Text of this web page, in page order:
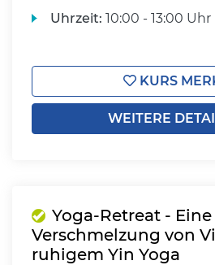
Uhrzeit: 10:00 - 13:00 Uhr
KURS
WEITERE
Yoga-Retreat - Eine
Verschmelzung von
ruhigem Yin Yoga